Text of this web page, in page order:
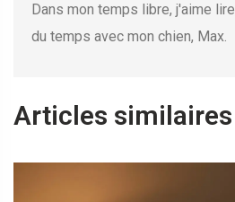
Dans mon temps libre, j'aime
du temps avec mon chien, Max.
Articles similaires